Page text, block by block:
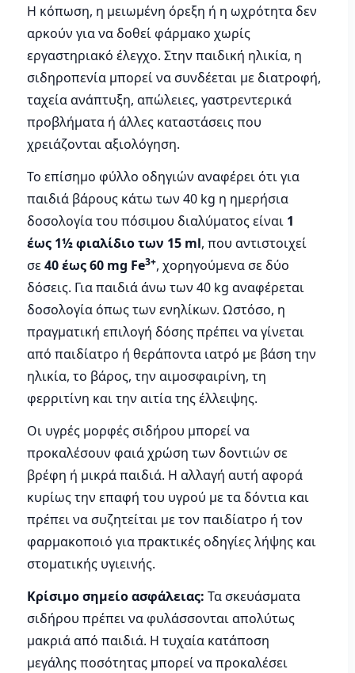
Η κόπωση, η μειωμένη όρεξη ή η ωχρότητα δεν
αρκούν για να δοθεί φάρμακο χωρίς
εργαστηριακό έλεγχο. Στην παιδική ηλικία, η
σιδηροπενία μπορεί να συνδέεται με διατροφή,
ταχεία ανάπτυξη, απώλειες, γαστρεντερικά
προβλήματα ή άλλες καταστάσεις που
χρειάζονται αξιολόγηση.
Το επίσημο φύλλο οδηγιών αναφέρει ότι για
παιδιά βάρους κάτω των 40 kg η ημερήσια
δοσολογία του πόσιμου διαλύματος είναι 1
έως 1½ φιαλίδιο των 15 ml, που αντιστοιχεί
σε40 έως 60 mg Fe3+, χορηγούμενα σε δύο
δόσεις. Για παιδιά άνω των 40 kg αναφέρεται
δοσολογία όπως των ενηλίκων. Ωστόσο, η
πραγματική επιλογή δόσης πρέπει να γίνεται
από παιδίατρο ή θεράποντα ιατρό με βάση την
ηλικία, το βάρος, την αιμοσφαιρίνη, τη
φερριτίνη και την αιτία της έλλειψης.
Οι υγρές μορφές σιδήρου μπορεί να
προκαλέσουν φαιά χρώση των δοντιών σε
βρέφη ή μικρά παιδιά. Η αλλαγή αυτή αφορά
κυρίως την επαφή του υγρού με τα δόντια και
πρέπει να συζητείται με τον παιδίατρο ή τον
φαρμακοποιό για πρακτικές οδηγίες λήψης και
στοματικής υγιεινής.
Κρίσιμο σημείο ασφάλειας: Τα σκευάσματα
σιδήρου πρέπει να φυλάσσονται απολύτως
μακριά από παιδιά. Η τυχαία κατάποση
μεγάλης ποσότητας μπορεί να προκαλέσει